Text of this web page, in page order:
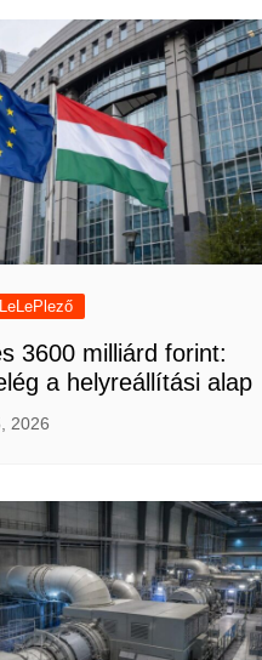
LeLePlező
3600 milliárd forint:
a helyreállítási alap
2026